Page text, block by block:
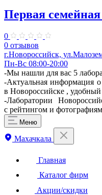
Первая
0
0 отзывов
г.Новороссийск,
Пн-Вс 08:00-20:00
-Мы нашли для вас 5
-Актуальная информация о
в Новороссийске ,
-Лаборатории
с рейтингом и
Меню
Махачкала
Главная
Каталог фирм
Акции/скидки